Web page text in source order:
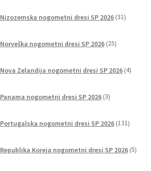
Nizozemska nogometni dresi SP 2026 31izdelkov
Norveška nogometni dresi SP 2026 25izdelkov
Nova Zelandija nogometni dresi SP 2026 4izdelki
Panama nogometni dresi SP 2026 3izdelki
Portugalska nogometni dresi SP 2026 131
Republika Koreja nogometni dresi SP 2026 5